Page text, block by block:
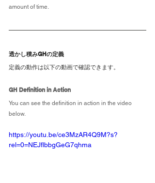
amount of time.
透かし積みGHの定義
定義の動作は以下の動画で確認できます。
GH Definition in Action
You can see the definition in action in the video
below.
https://youtu.be/ce3MzAR4Q9M?s?
rel=0=NEJflbbgGeG7qhma